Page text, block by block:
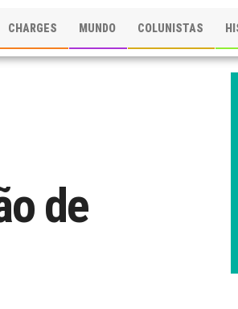
CHARGES MUNDO COLUNISTAS
de